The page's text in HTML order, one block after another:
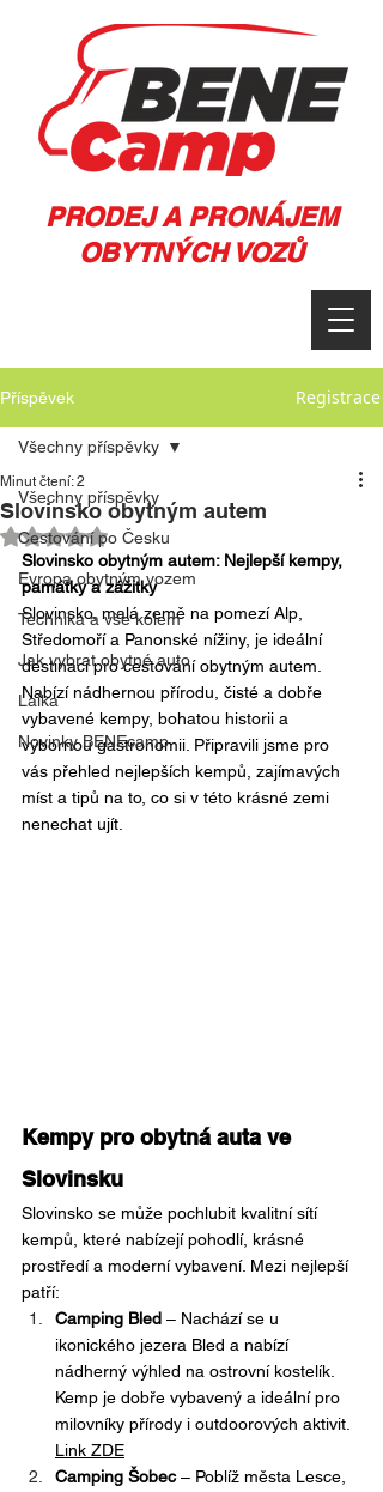
PRODEJ A PRONÁJEM
OBYTNÝCH VOZŮ
Příspěvek Registrace
Všechny příspěvky
Cestování po Česku
Evropa obytným vozem
Technika a vše kolem
Jak vybrat obytné auto
Laika
Novinky BENEcamp
Všechny příspěvky
Slovinsko obytným autem
Minut čtení: 2
Hodnoceno NaN z 5 hvězdiček.
Slovinsko obytným autem: Nejlepší kempy,
památky a zážitky
Slovinsko, malá země na pomezí Alp,
Středomoří a Panonské nížiny, je ideální
destinací pro cestování obytným autem.
Nabízí nádhernou přírodu, čisté a dobře
vybavené kempy, bohatou historii a
výbornou gastronomii. Připravili jsme pro
vás přehled nejlepších kempů, zajímavých
míst a tipů na to, co si v této krásné zemi
nenechat ujít.
Kempy pro obytná auta ve
Slovinsku
Slovinsko se může pochlubit kvalitní sítí
kempů, které nabízejí pohodlí, krásné
prostředí a moderní vybavení. Mezi nejlepší
patří:
Camping Bled – Nachází se u
ikonického jezera Bled a nabízí
nádherný výhled na ostrovní kostelík.
Kemp je dobře vybavený a ideální pro
milovníky přírody i outdoorových aktivit.
Link ZDE
Camping Šobec – Poblíž města Lesce,